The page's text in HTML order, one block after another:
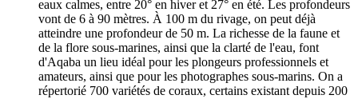
eaux calmes, entre 20° en hiver et 27° en été. Les profondeurs
vont de 6 à 90 mètres. À 100 m du rivage, on peut déjà
atteindre une profondeur de 50 m. La richesse de la faune et
de la flore sous-marines, ainsi que la clarté de l'eau, font
d'Aqaba un lieu idéal pour les plongeurs professionnels et
amateurs, ainsi que pour les photographes sous-marins. On a
répertorié 700 variétés de coraux, certains existant depuis 200